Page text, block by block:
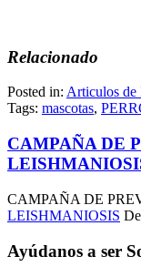
Relacionado
Posted in: Articulos de
Tags: mascotas,
CAMPAÑA DE
CAMPAÑA DE
LEISHMANIOSIS
Ayúdanos a ser